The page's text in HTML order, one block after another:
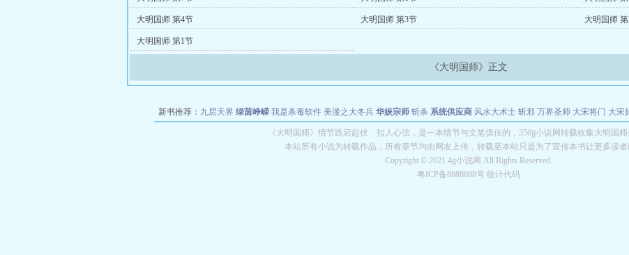
大明国师 第4节 大明国师 第3节 大明国师
大明国师 第1节
《大明国师》正文
新书推荐： 九层天界 绿茵峥嵘 我是杀毒软件 美漫之大冬兵 华娱宗师 斩杀 系统供应商 风水大术士 斩邪 万界圣师 大宋将门 大宋
教练万岁 都市全能巨星 绝对交易 全职武神 位面复制大师 华娱特效大亨 原始大厨王 怪物聊天群 某美漫
长别打脸
《大明国师》情节跌宕起伏、扣人心弦，是一本情节与文笔俱佳的，356jj小说网转载收集大明国师
本站所有小说为转载作品，所有章节均由网友上传，转载至本站只是为了宣传本书让更多读者
Copyright © 2021 4g小说网 All Rights Reserved.
粤ICP备8888888号 统计代码